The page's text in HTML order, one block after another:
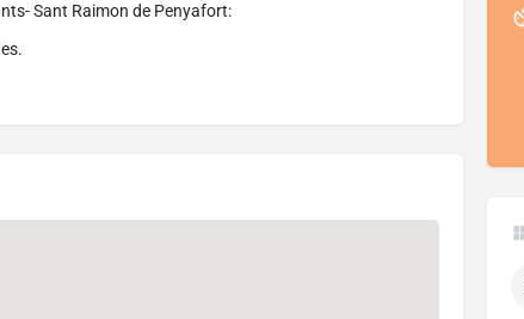
Sant Raimon de Penyafort: